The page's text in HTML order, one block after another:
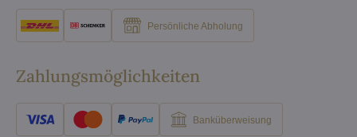
Persönliche Abholung
Zahlungsmöglichkeiten
Banküberweisung